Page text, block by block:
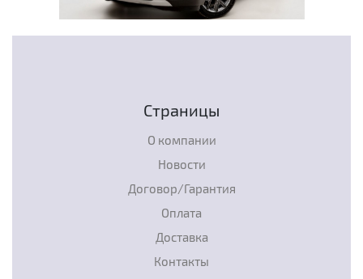
Страницы
О компании
Новости
Договор/Гарантия
Оплата
Доставка
Контакты